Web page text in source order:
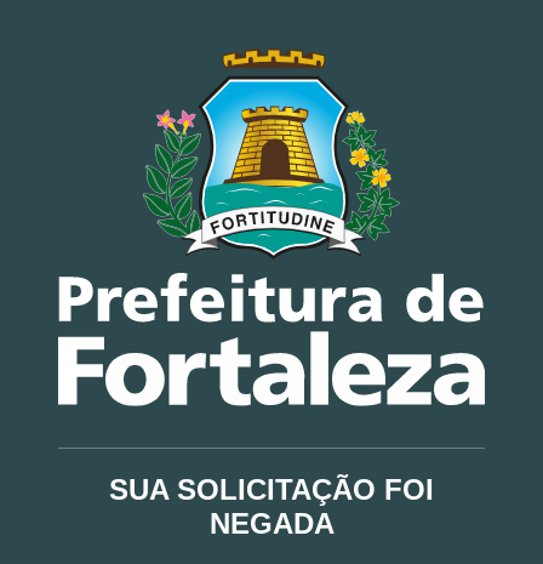
SUA SOLICITAÇÃO FOI
NEGADA